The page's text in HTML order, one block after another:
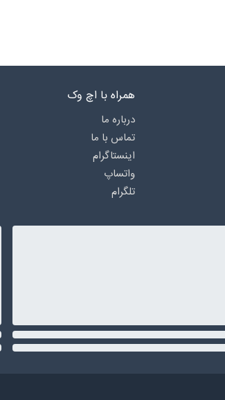
همراه با اچ وک
درباره‌ ما
تماس با ما
اینستاگرام
واتساپ
تلگرام